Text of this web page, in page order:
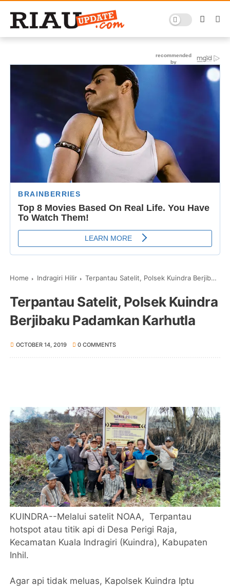
Home Indragiri Hilir Terpantau Satelit, Polsek Kuindra Berjibaku Padamkan Karhutla
Terpantau Satelit, Polsek Kuindra
Berjibaku Padamkan Karhutla
OCTOBER 14, 2019 0 COMMENTS
KUINDRA--Melalui satelit NOAA, Terpantau
hotspot atau titik api di Desa Perigi Raja,
Kecamatan Kuala Indragiri (Kuindra), Kabupaten
Inhil.
Agar api tidak meluas, Kapolsek Kuindra Iptu